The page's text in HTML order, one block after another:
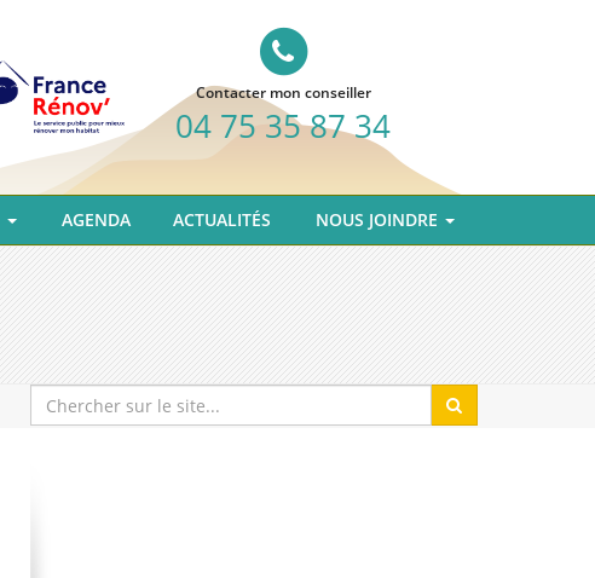
Contacter mon conseiller
04 75 35 87 34
AGENDA ACTUALITÉS NOUS JOINDRE